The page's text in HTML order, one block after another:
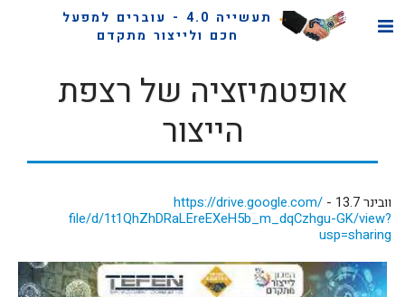
תעשייה 4.0 - עוברים למפעל
חכם ולייצור מתקדם
אופטמיזציה של רצפת
הייצור
וובינר 13.7 -
https://drive.google.com/
file/d/1t1QhZhDRaLEreEXeH5b_m_dqCzhgu-GK/view?
usp=sharing